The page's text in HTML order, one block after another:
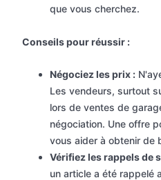
que vous cherchez.
Conseils pour réussir :
Négociez les prix :
Les vendeurs, surtout
lors de ventes de
négociation. Une offre
vous aider à obtenir de
Vérifiez les rappels de
un article a été rappelé